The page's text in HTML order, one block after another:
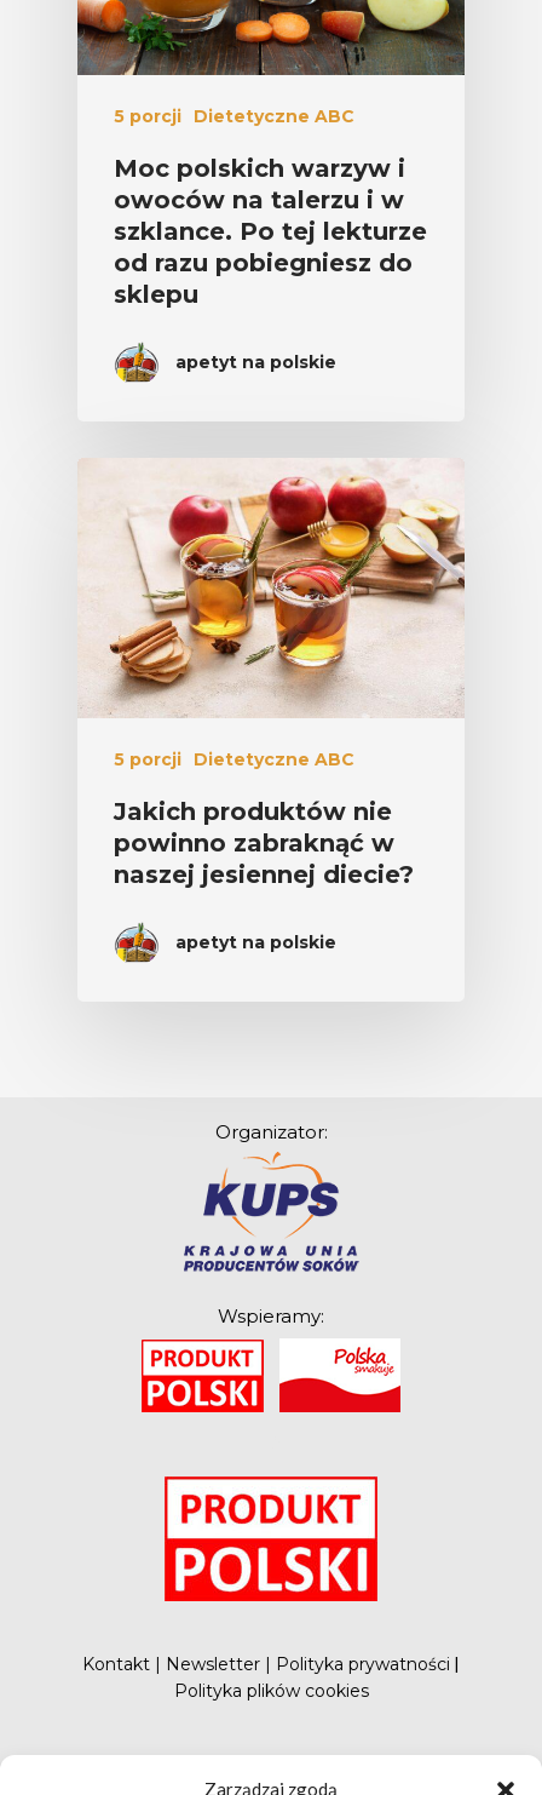
Zarządzaj zgodą
5 porcji Dietetyczne ABC
Moc polskich warzyw i
owoców na talerzu i w
szklance. Po tej lekturze
od razu pobiegniesz do
sklepu
apetyt na polskie
5 porcji Dietetyczne ABC
Jakich produktów nie
powinno zabraknąć w
naszej jesiennej diecie?
apetyt na polskie
Organizator:
Wspieramy:
Kontakt Newsletter Polityka prywatności |
Polityka plików cookies